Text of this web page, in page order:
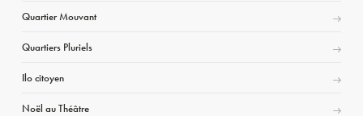
Quartier Mouvant
Quartiers Pluriels
Ilo citoyen
Noël au Théâtre